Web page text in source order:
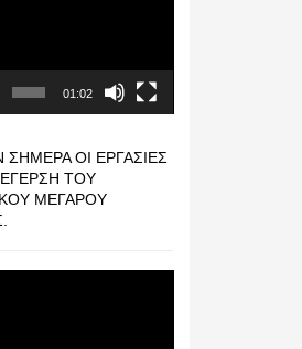
01:02
ΣΉΜΕΡΑ ΟΙ ΕΡΓΑΣΊΕΣ
ΤΟΥ
ΜΕΓΆΡΟΥ